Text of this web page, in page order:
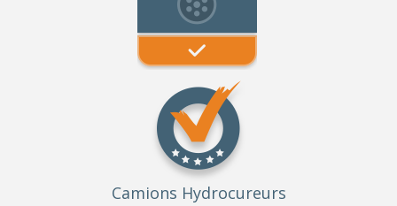
Camions Hydrocureurs